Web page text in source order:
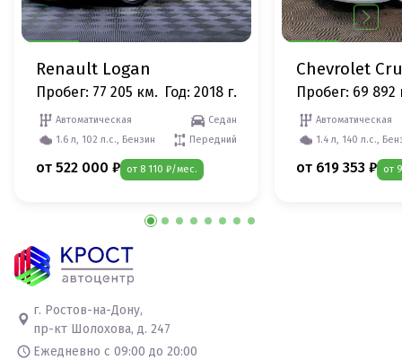
Renault Logan
Пробег: 77 205 км. Год: 2018 г.
Автоматическая
Седан
1.6 л, 102 л.с., Бензин
Передний
от 522 000 ₽ от 8 110 ₽/мес.
Chevrolet
Пробег: 69 892
Автоматическая
1.4 л, 140 л.с.,
от 619 353 ₽ от
г. Ростов-на-Дону,
пр-кт Шолохова, д. 247
Ежедневно с 09:00 до 20:00